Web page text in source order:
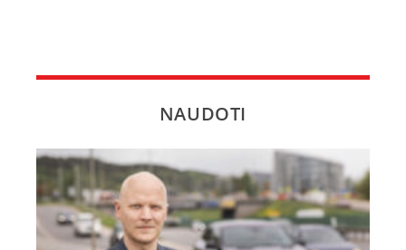
NAUDOTI